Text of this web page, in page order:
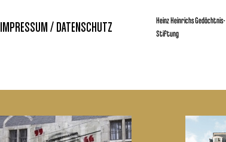
IMPRESSUM / DATENSCHUTZ
Heinz Heinrichs Gedächtnis-
Stiftung